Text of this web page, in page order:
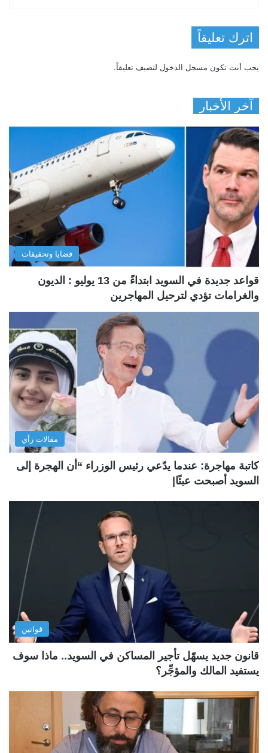
اترك تعليقاً
يجب أنت تكون مسجل الدخول لتضيف تعليقاً.
آخر الأخبار
قضايا وتحقيقات
قواعد جديدة في السويد ابتداءً من 13 يوليو : الديون
والغرامات تؤدي لترحيل المهاجرين
مقالات رأي
كاتبة مهاجرة: عندما يدّعي رئيس الوزراء “أن الهجرة إلى
السويد أصبحت عبئًا|
قوانين
قانون جديد يسهّل تأجير المساكن في السويد.. ماذا سوف
يستفيد المالك والمؤجِّر؟